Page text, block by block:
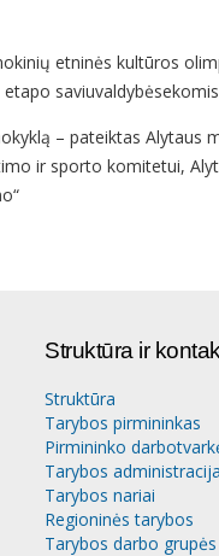
etninės kultūros
– pateiktas
ir sporto komitetui,
Struktūra ir
Struktūra
Tarybos pirmininkas
Pirmininko
Tarybos administracija
Tarybos nariai
Regioninės tarybos
Tarybos darbo grupės